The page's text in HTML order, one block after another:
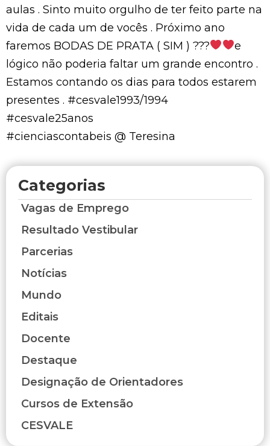
aulas . Sinto muito orgulho de ter feito parte na
vida de cada um de vocês . Próximo ano
faremos BODAS DE PRATA ( SIM ) ???
e
lógico não poderia faltar um grande encontro .
Estamos contando os dias para todos estarem
presentes . #cesvale1993/1994
#cesvale25anos
#cienciascontabeis @ Teresina
Categorias
Vagas de Emprego
Resultado Vestibular
Parcerias
Notícias
Mundo
Editais
Docente
Destaque
Designação de Orientadores
Cursos de Extensão
CESVALE